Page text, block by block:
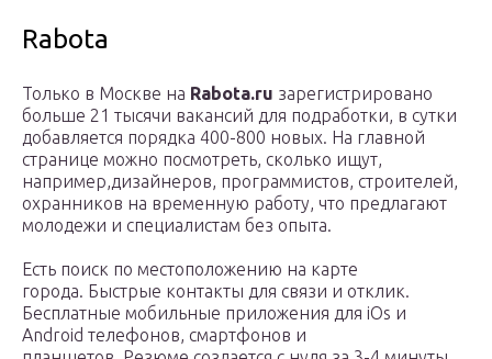
Rabota
Только в Москве на Rabota.ru зарегистрировано
больше 21 тысячи вакансий для подработки, в сутки
добавляется порядка 400-800 новых. На главной
странице можно посмотреть, сколько ищут,
например,дизайнеров, программистов, строителей,
охранников на временную работу, что предлагают
молодежи и специалистам без опыта.
Есть поиск по местоположению на карте
города. Быстрые контакты для связи и отклик.
Бесплатные мобильные приложения для iOs и
Android телефонов, смартфонов и